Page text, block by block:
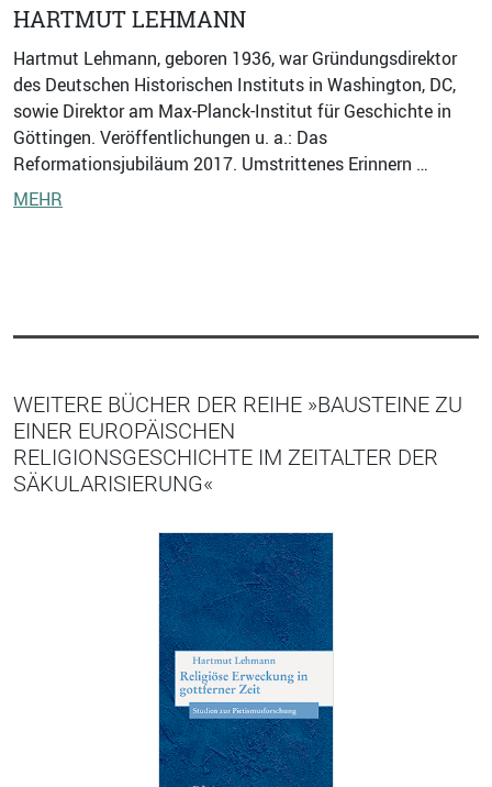
HARTMUT LEHMANN
Hartmut Lehmann, geboren 1936, war Gründungsdirektor
des Deutschen Historischen Instituts in Washington, DC,
sowie Direktor am Max-Planck-Institut für Geschichte in
Göttingen. Veröffentlichungen u. a.: Das
Reformationsjubiläum 2017. Umstrittenes Erinnern …
MEHR
WEITERE BÜCHER DER REIHE »BAUSTEINE ZU
EINER EUROPÄISCHEN
RELIGIONSGESCHICHTE IM ZEITALTER DER
SÄKULARISIERUNG«